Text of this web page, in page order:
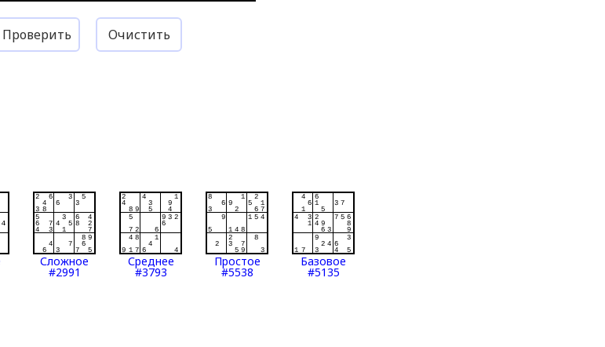
Проверить Очистить
Сложное
#2991
Среднее
#3793
Простое
#5538
Базовое
#5135